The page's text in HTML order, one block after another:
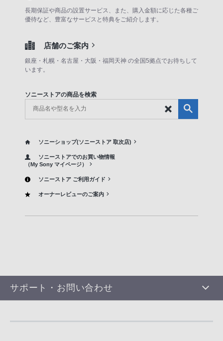
長期保証や商品の設置サービス、また、購入金額に応じた各種ご
優待など、豊富なサービスと特典をご紹介します。
店舗のご案内
銀座・札幌・名古屋・大阪・福岡天神 の全国5拠点でお待ちして
います。
ソニーストアの商品を検索
ソニーショップ(ソニーストア 取次店)
ソニーストアでのお買い物情報
（My Sony マイページ）
ソニーストア ご利用ガイド
オーナーレビューのご案内
サポート・お問い合わせ